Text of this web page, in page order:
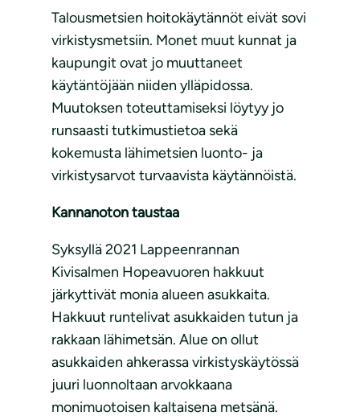
Talousmetsien hoitokäytännöt eivät sovi
virkistysmetsiin. Monet muut kunnat ja
kaupungit ovat jo muuttaneet
käytäntöjään niiden ylläpidossa.
Muutoksen toteuttamiseksi löytyy jo
runsaasti tutkimustietoa sekä
kokemusta lähimetsien luonto- ja
virkistysarvot turvaavista käytännöistä.
Kannanoton taustaa
Syksyllä 2021 Lappeenrannan
Kivisalmen Hopeavuoren hakkuut
järkyttivät monia alueen asukkaita.
Hakkuut runtelivat asukkaiden tutun ja
rakkaan lähimetsän. Alue on ollut
asukkaiden ahkerassa virkistyskäytössä
juuri luonnoltaan arvokkaana
monimuotoisen kaltaisena metsänä.